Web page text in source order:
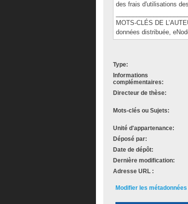
des frais d'utilisations
MOTS-CLÉS DE
données distribuée,
Type:
Informations
complémentaires:
Directeur de thèse:
Mots-clés ou Sujets:
Unité d'appartenance:
Déposé par:
Date de dépôt:
Dernière modification:
Adresse URL :
Modifier les